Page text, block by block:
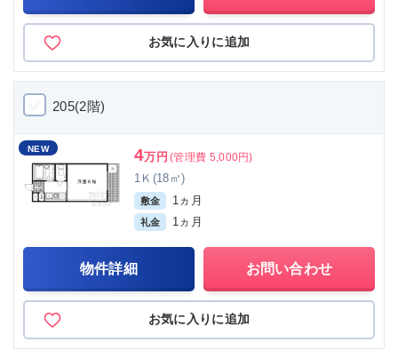
お気に入りに追加
205(2階)
NEW 4万円 (管理費 5,000円)
1Ｋ(18㎡)
敷金 1ヵ月
礼金 1ヵ月
物件詳細 お問い合わせ
お気に入りに追加